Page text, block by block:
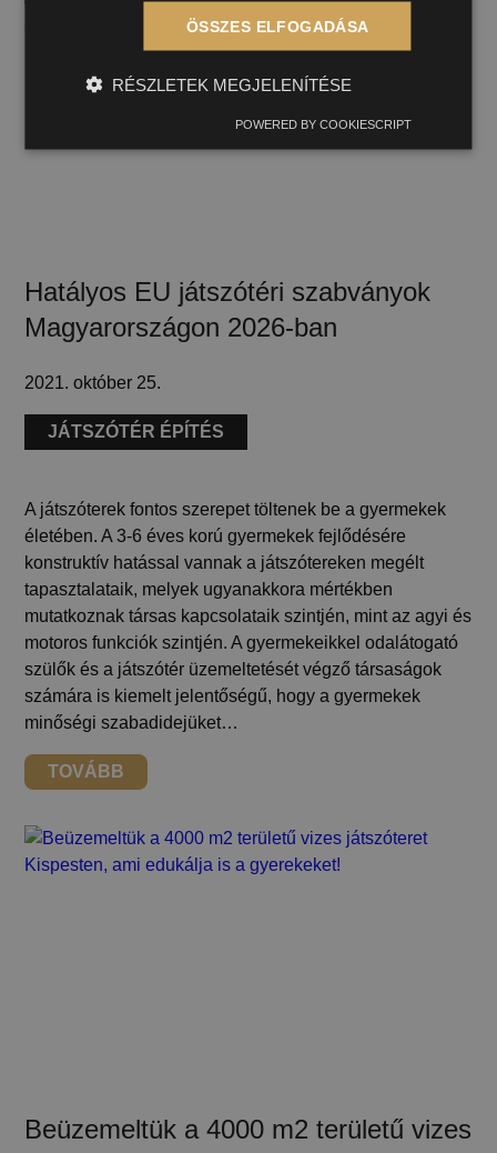
Hatályos EU játszótéri szabványok
Magyarországon 2026-ban
2021. október 25.
JÁTSZÓTÉR ÉPÍTÉS
A játszóterek fontos szerepet töltenek be a gyermekek
életében. A 3-6 éves korú gyermekek fejlődésére
konstruktív hatással vannak a játszótereken megélt
tapasztalataik, melyek ugyanakkora mértékben
mutatkoznak társas kapcsolataik szintjén, mint az agyi és
motoros funkciók szintjén. A gyermekeikkel odalátogató
szülők és a játszótér üzemeltetését végző társaságok
számára is kiemelt jelentőségű, hogy a gyermekek
minőségi szabadidejüket…
TOVÁBB
Beüzemeltük a 4000 m2 területű vizes
ÖSSZES ELFOGADÁSA
RÉSZLETEK MEGJELENÍTÉSE
POWERED BY COOKIESCRIPT